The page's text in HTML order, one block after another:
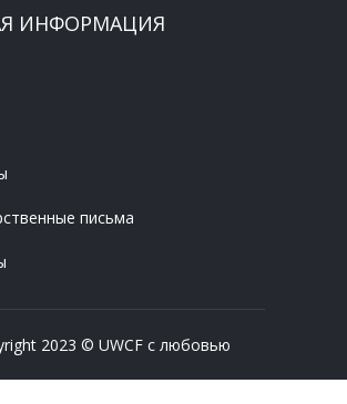
ИНФОРМАЦИЯ
письма
2023 © UWCF с любовью